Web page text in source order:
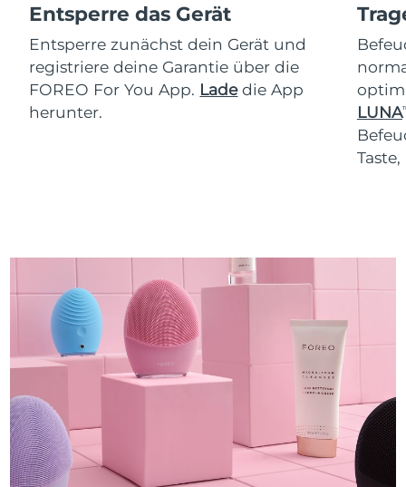
Entsperre das Gerät
Entsperre zunächst dein Gerät und
registriere deine Garantie über die
FOREO For You App. Ladedie App
herunter.
LUNA